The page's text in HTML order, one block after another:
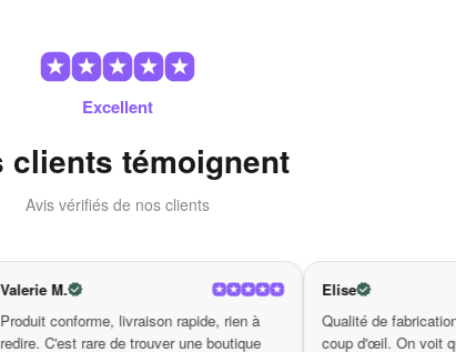
salissures !
journée de détente sur le sable doré, pour des
aussi simple !
!
Excellent
clients témoignent
Avis vérifiés de nos clients
rapide, rien à
une boutique
Elise
Qualité de fabrication visible au premier
coup d'œil. On voit que c'est du travail